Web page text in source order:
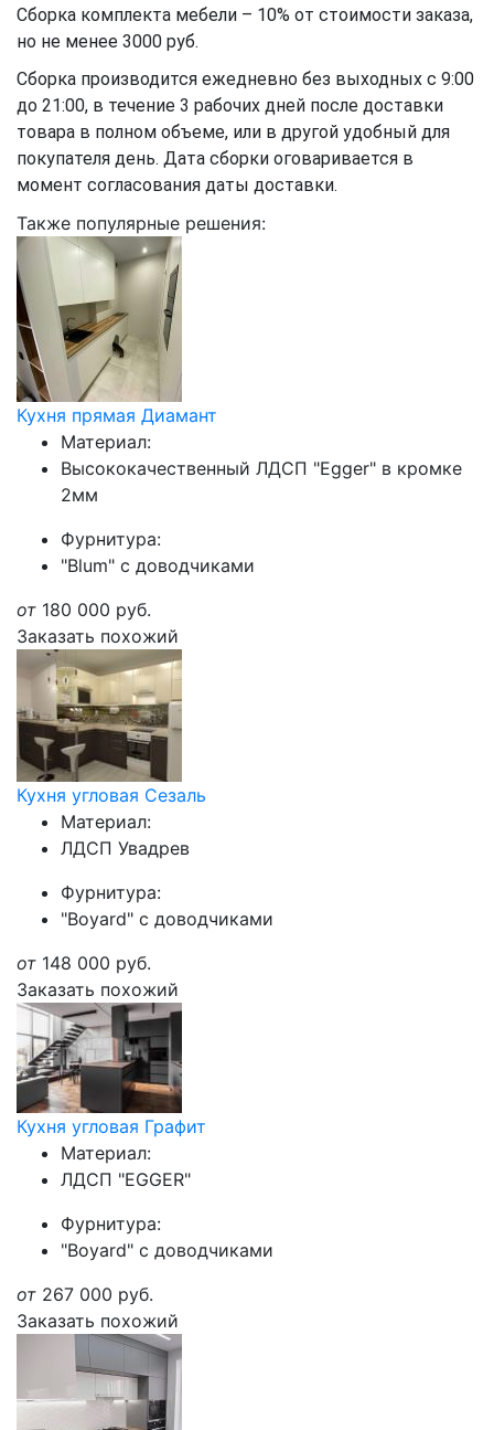
Сборка комплекта мебели – 10% от стоимости заказа,
но не менее 3000 руб.
Сборка производится ежедневно без выходных с 9:00
до 21:00, в течение 3 рабочих дней после доставки
товара в полном объеме, или в другой удобный для
покупателя день. Дата сборки оговаривается в
момент согласования даты доставки.
Также популярные решения:
Кухня прямая Диамант
Материал:
Высококачественный ЛДСП "Egger" в кромке
2мм
Фурнитура:
"Blum" с доводчиками
от 180 000 руб.
Заказать похожий
Кухня угловая Сезаль
Материал:
ЛДСП Увадрев
Фурнитура:
"Boyard" с доводчиками
от 148 000 руб.
Заказать похожий
Кухня угловая Графит
Материал:
ЛДСП "EGGER"
Фурнитура:
"Boyard" с доводчиками
от 267 000 руб.
Заказать похожий